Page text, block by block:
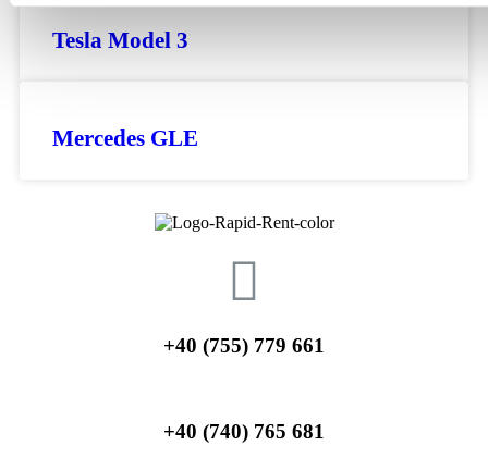
Tesla Model 3
Mercedes GLE
+40 (755) 779 661
+40 (740) 765 681